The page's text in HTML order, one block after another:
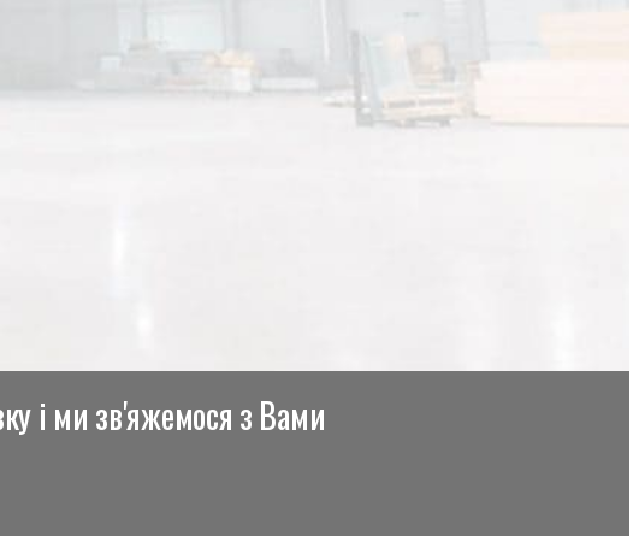
і ми зв'яжемося з Вами